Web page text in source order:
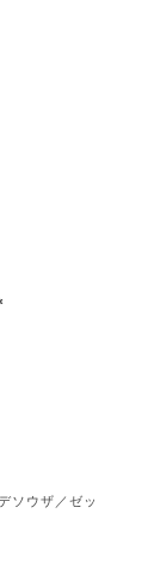
ソウザ／ゼッ